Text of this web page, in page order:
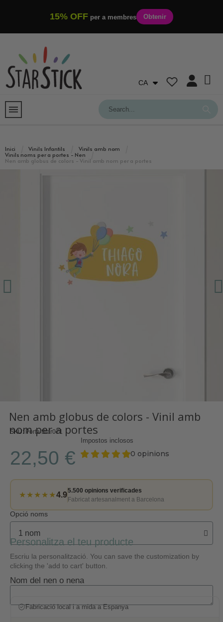
15% OFF per a membres Obtenir
CA
Inici Vinils Infantils
Vinils amb nom
Vinils noms per a portes - Nen
Nen amb globus de colors - Vinil amb nom per a portes
Nen amb globus de colors - Vinil amb
nom per a portes
SKU Porta Star071
22,50 €
Impostos inclosos
0 opinions
★★★★★4.9
5.500 opinions verificades
Fabricat artesanalment a Barcelona
Opció noms
Personalitza el teu producte
Escriu la personalització. You can save the customization by
clicking the 'add to cart' button.
Nom del nen o nena
Fabricació local i a mida a Espanya